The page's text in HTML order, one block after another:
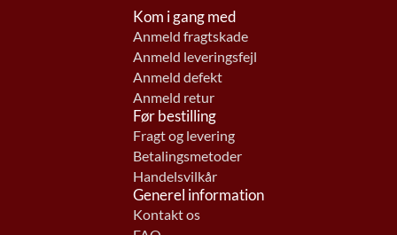
Kom i gang med
Anmeld fragtskade
Anmeld leveringsfejl
Anmeld defekt
Anmeld retur
Før bestilling
Fragt og levering
Betalingsmetoder
Handelsvilkår
Generel information
Kontakt os